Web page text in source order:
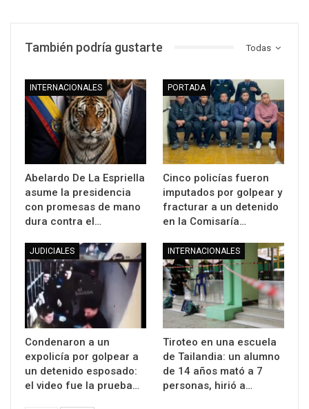
Todas
También podría gustarte
INTERNACIONALES
Abelardo De La Espriella
asume la presidencia
con promesas de mano
dura contra el…
PORTADA
Cinco policías fueron
imputados por golpear y
fracturar a un detenido
en la Comisaría…
JUDICIALES
Condenaron a un
expolicía por golpear a
un detenido esposado:
el video fue la prueba…
INTERNACIONALES
Tiroteo en una escuela
de Tailandia: un alumno
de 14 años mató a 7
personas, hirió a…